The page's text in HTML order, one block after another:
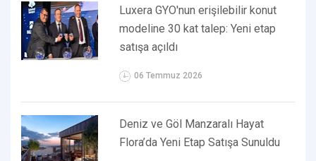
Luxera GYO'nun erişilebilir konut
modeline 30 kat talep: Yeni etap
satışa açıldı
06 Temmuz 2026
Deniz ve Göl Manzaralı Hayat
Flora’da Yeni Etap Satışa Sunuldu